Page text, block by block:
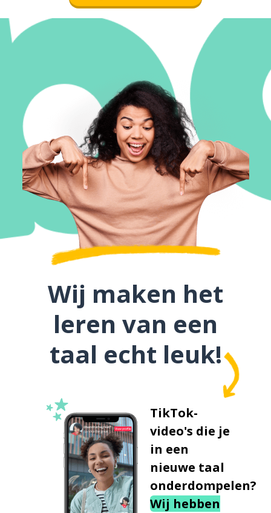
Wij maken het
leren van een
taal echt leuk!
TikTok-
video's die je
in een
nieuwe taal
onderdompelen?
Wij hebben